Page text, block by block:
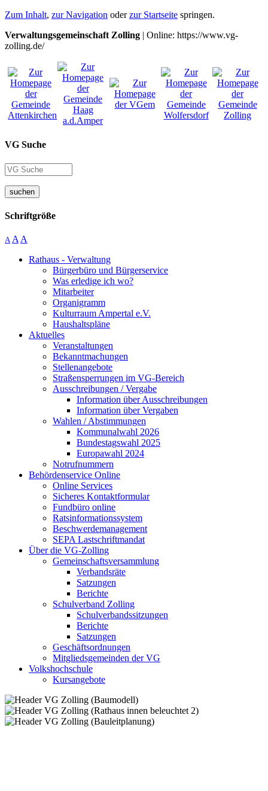
Zum Inhalt, zur Navigation oderzur Startseite springen.
Verwaltungsgemeinschaft Zolling | Online: https://www.vg-
zolling.de/
VG Suche
suchen
Schriftgröße
A A A
Rathaus - Verwaltung
Bürgerbüro und Bürgerservice
Was erledige ich wo?
Mitarbeiter
Organigramm
Kulturraum Ampertal e.V.
Haushaltspläne
Aktuelles
Veranstaltungen
Bekanntmachungen
Stellenangebote
Straßensperrungen im VG-Bereich
Ausschreibungen / Vergabe
Information über Ausschreibungen
Information über Vergaben
Wahlen / Abstimmungen
Kommunalwahl 2026
Bundestagswahl 2025
Europawahl 2024
Notrufnummern
Behördenservice Online
Online Services
Sicheres Kontaktformular
Fundbüro online
Ratsinformationssystem
Beschwerdemanagement
SEPA Lastschriftmandat
Über die VG-Zolling
Gemeinschaftsversammlung
Verbandsräte
Satzungen
Berichte
Schulverband Zolling
Schulverbandssitzungen
Berichte
Satzungen
Geschäftsordnungen
Mitgliedsgemeinden der VG
Volkshochschule
Kursangebote